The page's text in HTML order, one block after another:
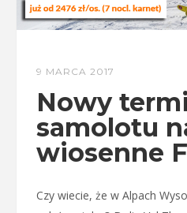
9 MARCA 2017
Nowy
samolotu
wiosenne
Czy wiecie, że w Alpach